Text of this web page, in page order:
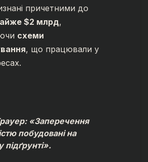
причетними до
$2 млрд,
схеми
, що працювали у
«Заперечення
побудовані на